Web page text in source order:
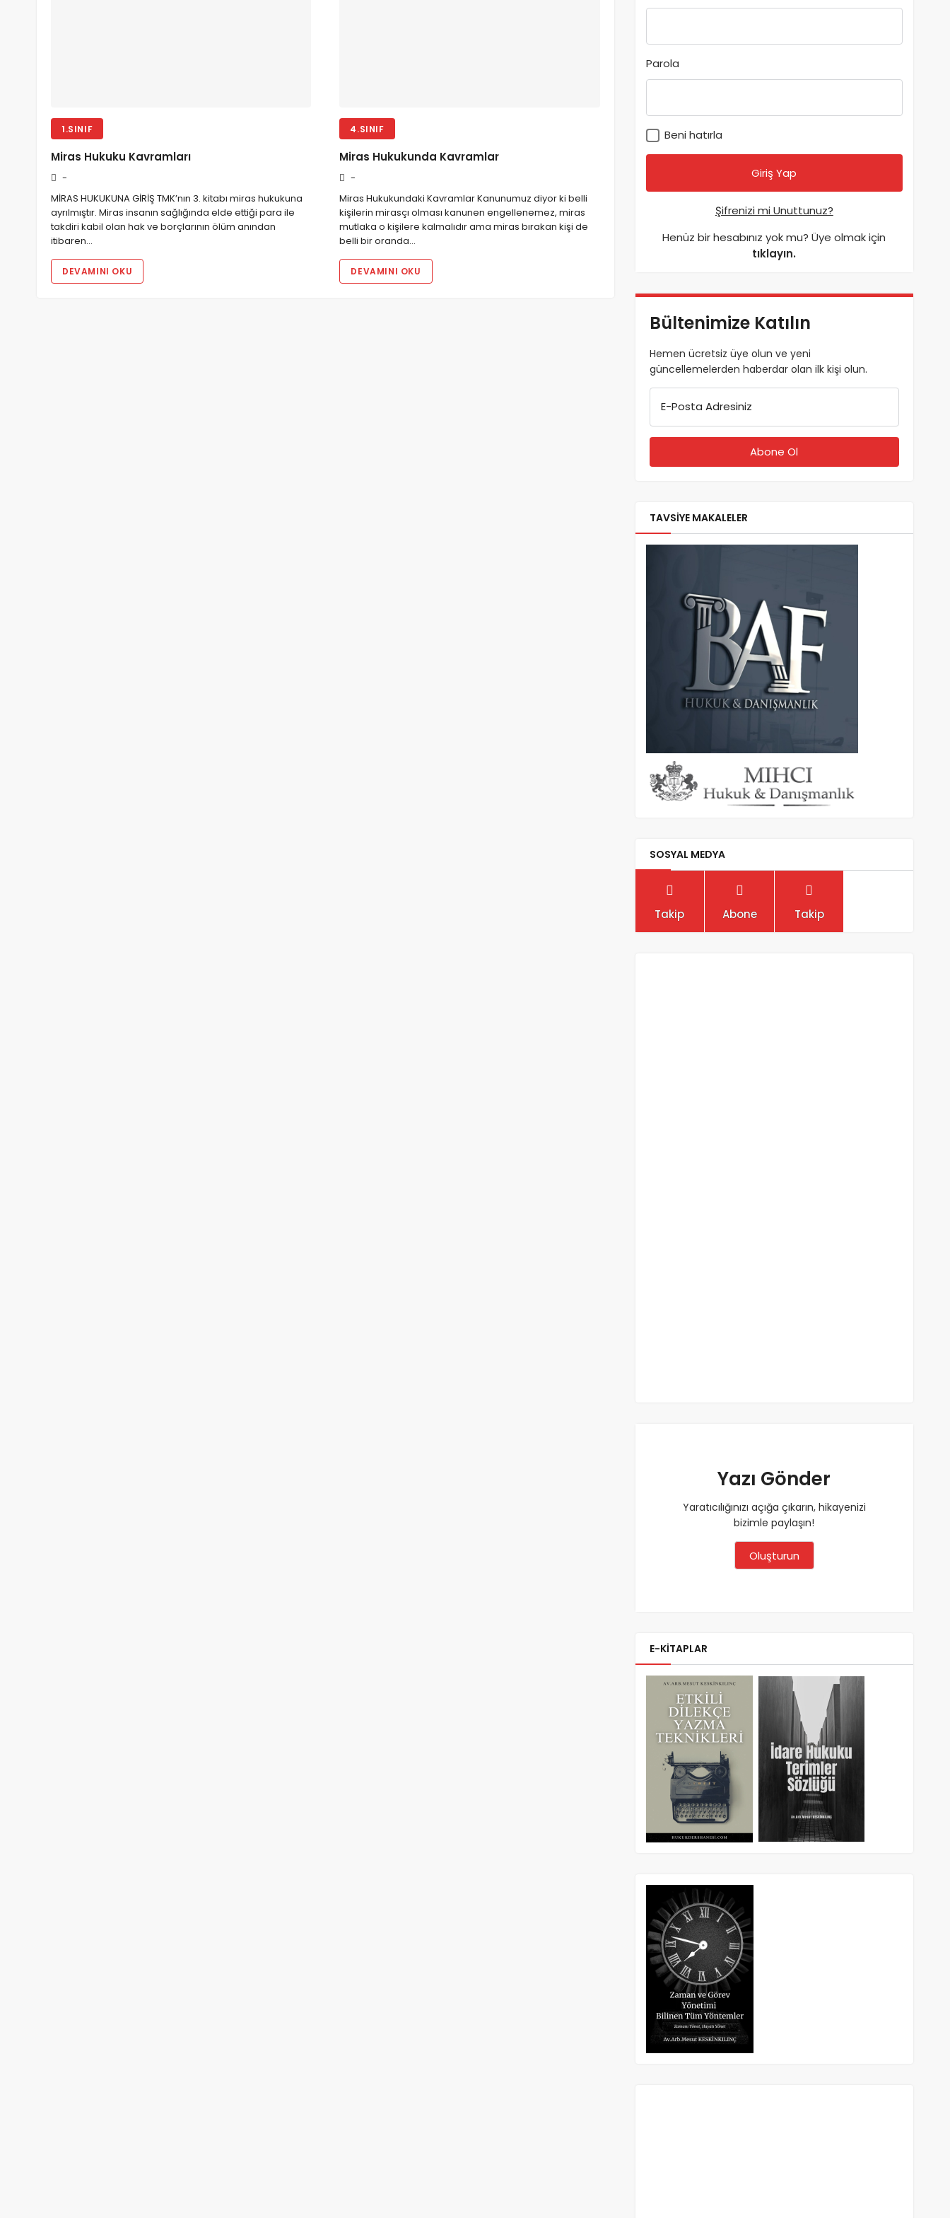
1.SINIF
Miras Hukuku Kavramları
-
MİRAS HUKUKUNA GİRİŞ TMK’nın 3. kitabı miras hukukuna
ayrılmıştır. Miras insanın sağlığında elde ettiği para ile
takdiri kabil olan hak ve borçlarının ölüm anından
itibaren…
DEVAMINI OKU
4.SINIF
Miras Hukukunda Kavramlar
-
Miras Hukukundaki Kavramlar Kanunumuz diyor ki belli
kişilerin mirasçı olması kanunen engellenemez, miras
mutlaka o kişilere kalmalıdır ama miras bırakan kişi de
belli bir oranda…
DEVAMINI OKU
Parola
Beni hatırla
Şifrenizi mi Unuttunuz?
Henüz bir hesabınız yok mu? Üye olmak için
tıklayın.
Bültenimize Katılın
Hemen ücretsiz üye olun ve yeni
güncellemelerden haberdar olan ilk kişi olun.
E-Posta Adresiniz
TAVSİYE MAKALELER
SOSYAL MEDYA
Takip Abone Takip
Yazı Gönder
Yaratıcılığınızı açığa çıkarın, hikayenizi
bizimle paylaşın!
Oluşturun
E-KİTAPLAR